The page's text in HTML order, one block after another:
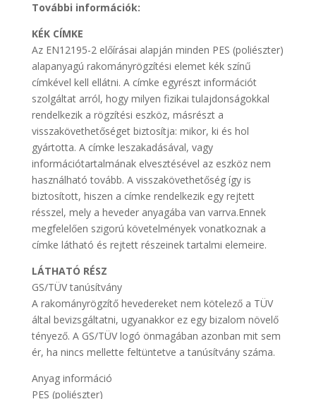
További információk:
KÉK CÍMKE
Az EN12195-2 előírásai alapján minden PES (poliészter)
alapanyagú rakományrögzítési elemet kék színű
címkével kell ellátni. A címke egyrészt információt
szolgáltat arról, hogy milyen fizikai tulajdonságokkal
rendelkezik a rögzítési eszköz, másrészt a
visszakövethetőséget biztosítja: mikor, ki és hol
gyártotta. A címke leszakadásával, vagy
információtartalmának elvesztésével az eszköz nem
használható tovább. A visszakövethetőség így is
biztosított, hiszen a címke rendelkezik egy rejtett
résszel, mely a heveder anyagába van varrva.Ennek
megfelelően szigorú követelmények vonatkoznak a
címke látható és rejtett részeinek tartalmi elemeire.
LÁTHATÓ RÉSZ
GS/TÜV tanúsítvány
A rakományrögzítő hevedereket nem kötelező a TÜV
által bevizsgáltatni, ugyanakkor ez egy bizalom növelő
tényező. A GS/TÜV logó önmagában azonban mit sem
ér, ha nincs mellette feltüntetve a tanúsítvány száma.
Anyag információ
PES (poliészter)